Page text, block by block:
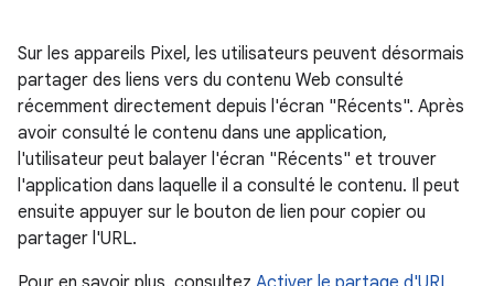
Sur les appareils Pixel, les utilisateurs peuvent désormais
partager des liens vers du contenu Web consulté
récemment directement depuis l'écran "Récents". Après
avoir consulté le contenu dans une application,
l'utilisateur peut balayer l'écran "Récents" et trouver
l'application dans laquelle il a consulté le contenu. Il peut
ensuite appuyer sur le bouton de lien pour copier ou
partager l'URL.